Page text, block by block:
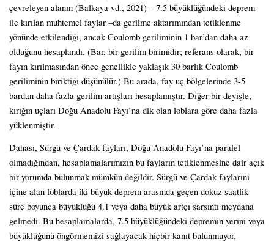
çevreleyen alanın (Balkaya vd., 2021) – 7.5 büyüklüğündeki deprem
ile kırılan muhtemel faylar –da gerilme aktarımından tetiklenme
yönünde etkilendiği, ancak Coulomb geriliminin 1 bar’dan daha az
olduğunu hesaplandı. (Bar, bir gerilim birimidir; referans olarak, bir
fayın kırılmasından önce genellikle yaklaşık 30 barlık Coulomb
geriliminin biriktiği düşünülür.) Bu arada, fay uç bölgelerinde 3-5
bardan daha fazla gerilim artışları hesaplamıştır. Diğer bir deyişle,
kırığın uçları Doğu Anadolu Fayı’na dik olan loblara göre daha fazla
yüklenmiştir.
Dahası, Sürgü ve Çardak fayları, Doğu Anadolu Fayı’na paralel
olmadığından, hesaplamalarımızın bu fayların tetiklenmesine dair açık
bir yorumda bulunmak mümkün değildir. Sürgü ve Çardak faylarını
içine alan loblarda iki büyük deprem arasında geçen dokuz saatlik
süre boyunca büyüklüğü 4.1 veya daha büyük artçı sarsıntı meydana
gelmedi. Bu hesaplamalarda, 7.5 büyüklüğündeki depremin yerini veya
büyüklüğünü öngörmemizi sağlayacak hiçbir kanıt bulunmuyor.